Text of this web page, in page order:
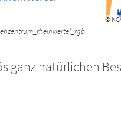
©
ganz natürlichen